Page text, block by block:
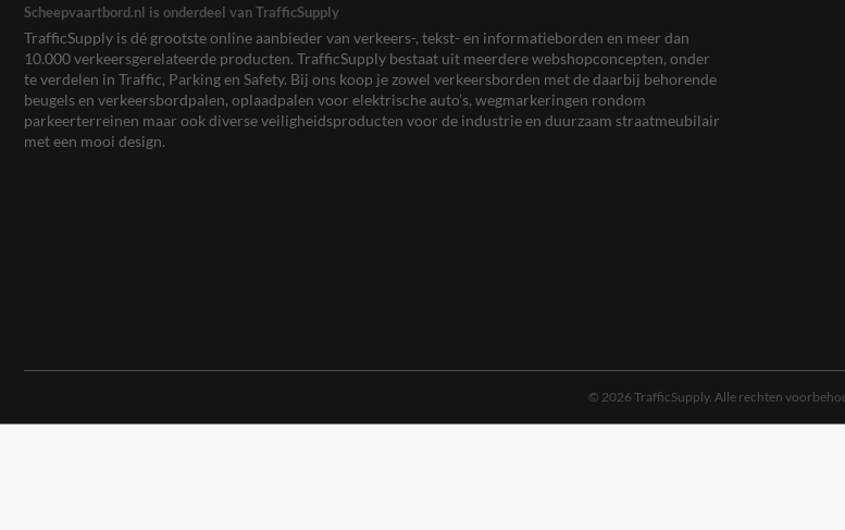
Scheepvaartbord.nl is onderdeel van TrafficSupply
TrafficSupply is dé grootste online aanbieder van verkeers-, tekst- en informatieborden en meer dan
10.000 verkeersgerelateerde producten. TrafficSupply bestaat uit meerdere webshopconcepten, onder
te verdelen in Traffic, Parking en Safety. Bij ons koop je zowel verkeersborden met de daarbij behorende
beugels en verkeersbordpalen, oplaadpalen voor elektrische auto’s, wegmarkeringen rondom
parkeerterreinen maar ook diverse veiligheidsproducten voor de industrie en duurzaam straatmeubilair
met een mooi design.
© 2026 TrafficSupply. Alle rechten